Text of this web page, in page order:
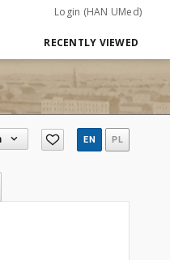
Login (HAN UMed)
RECENTLY VIEWED
EN PL